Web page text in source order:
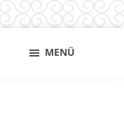
MENÜ